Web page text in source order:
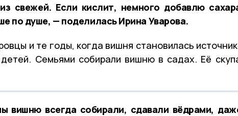
свежей. Если кислит, немного добавлю
по душе, — поделилась Ирина Уварова.
и те годы, когда вишня становилась
детей. Семьями собирали вишню в садах. Её
вишню всегда собирали, сдавали вёдрами,